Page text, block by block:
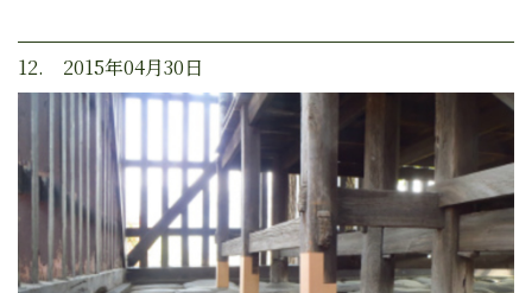
12. 2015年04月30日